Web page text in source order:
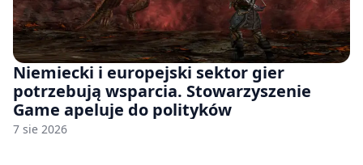
Niemiecki i europejski sektor gier
potrzebują wsparcia. Stowarzyszenie
Game apeluje do polityków
7 sie 2026